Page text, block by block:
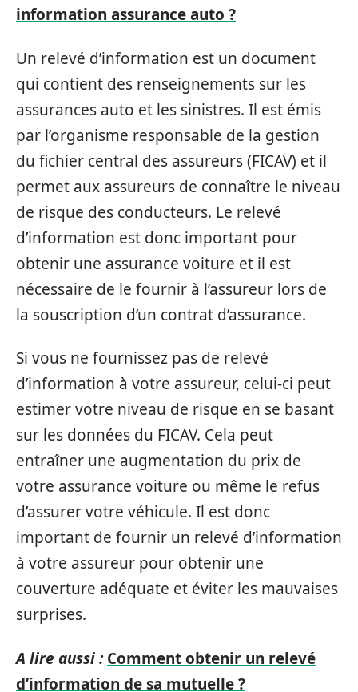
information assurance auto ?
Un relevé d’information est un document
qui contient des renseignements sur les
assurances auto et les sinistres. Il est émis
par l’organisme responsable de la gestion
du fichier central des assureurs (FICAV) et il
permet aux assureurs de connaître le niveau
de risque des conducteurs. Le relevé
d’information est donc important pour
obtenir une assurance voiture et il est
nécessaire de le fournir à l’assureur lors de
la souscription d’un contrat d’assurance.
Si vous ne fournissez pas de relevé
d’information à votre assureur, celui-ci peut
estimer votre niveau de risque en se basant
sur les données du FICAV. Cela peut
entraîner une augmentation du prix de
votre assurance voiture ou même le refus
d’assurer votre véhicule. Il est donc
important de fournir un relevé d’information
à votre assureur pour obtenir une
couverture adéquate et éviter les mauvaises
surprises.
A lire aussi : Comment obtenir un relevé
d’information de sa mutuelle ?